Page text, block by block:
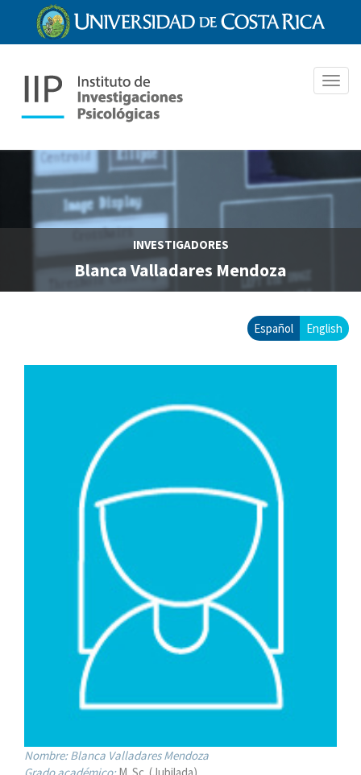
contenido
INVESTIGADORES
Blanca Valladares Mendoza
Español English
Nombre:Blanca Valladares Mendoza